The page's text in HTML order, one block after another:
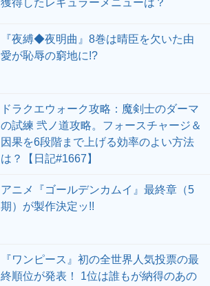
獲得したレギュラーメニューは？
『夜縛◆夜明曲』8巻は晴臣を欠いた由
愛が恥辱の窮地に!?
ドラクエウォーク攻略：魔剣士のダーマ
の試練 弐ノ道攻略。フォースチャージ＆
因果を6段階まで上げる効率のよい方法
は？【日記#1667】
アニメ『ゴールデンカムイ』最終章（5
期）が製作決定ッ!!
『ワンピース』初の全世界人気投票の最
終順位が発表！ 1位は誰もが納得のあの